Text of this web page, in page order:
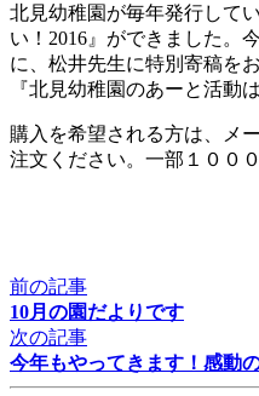
北見幼稚園が毎年発行して
い！2016』ができました。
に、松井先生に特別寄稿を
『北見幼稚園のあーと活動
購入を希望される方は、メ
注文ください。一部１０００
前の記事
10月の園だよりです
次の記事
今年もやってきます！感動